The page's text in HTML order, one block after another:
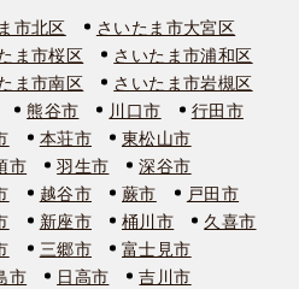
市北区
さいたま市大宮区
ま市桜区
さいたま市浦和区
ま市南区
さいたま市岩槻区
熊谷市 川口市
行田市
本荘市
東松山市
市 羽生市
深谷市
越谷市 蕨市
戸田市
新座市 桶川市
久喜市
三郷市
富士見市
市 日高市
吉川市